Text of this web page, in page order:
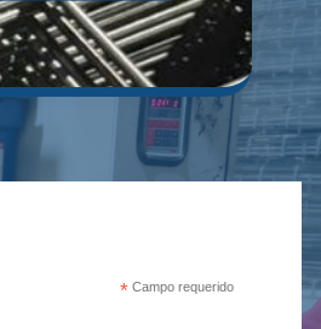
* Campo requerido